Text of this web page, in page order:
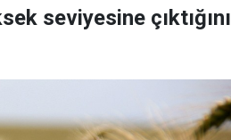
seviyesine çıktığını